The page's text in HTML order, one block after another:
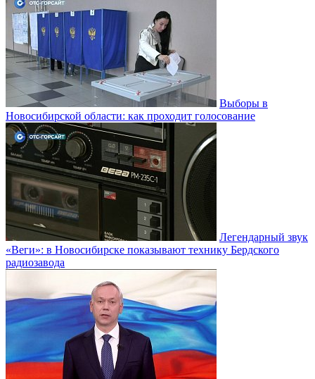
Выборы в
Новосибирской области: как проходит голосование
Легендарный звук
«Веги»: в Новосибирске показывают технику Бердского
радиозавода